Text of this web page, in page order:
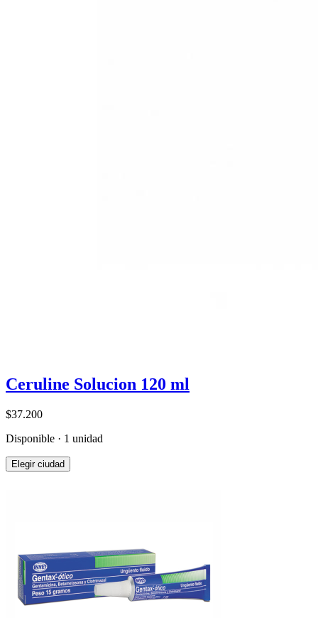
Ceruline Solucion 120 ml
$37.200
Disponible · 1 unidad
Elegir ciudad